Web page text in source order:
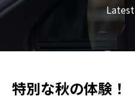
特別な秋の体験！